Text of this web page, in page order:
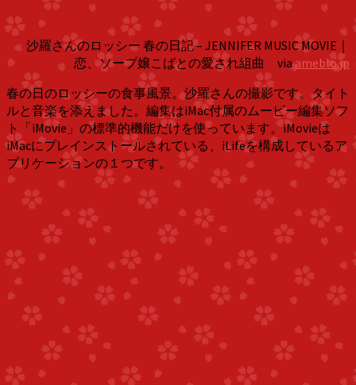
沙羅さんのロッシー 春の日記 – JENNIFER MUSIC MOVIE｜
恋、ソープ嬢こばとの愛され組曲 viaameblo.jp
春の日のロッシーの食事風景。沙羅さんの撮影です。タイト
ルと音楽を添えました。編集はiMac付属のムービー編集ソフ
ト「iMovie」の標準的機能だけを使っています。iMovieは
iMacにプレインストールされている、iLifeを構成しているア
プリケーションの１つです。